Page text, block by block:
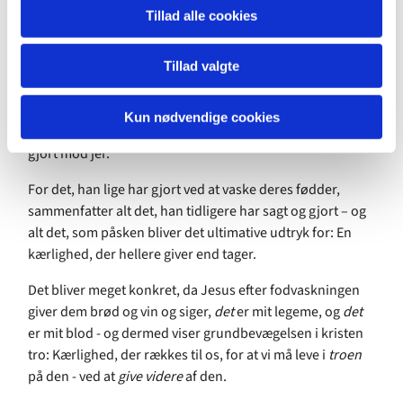
Tillad alle cookies
Tillad valgte
Kun nødvendige cookies
teksten, der handler om at blive vasket, fordi vi for tiden –
af gode grunde - vasker hænder som aldrig før. Men det
er ikke et kursus i fodvask, der ligger Jesus på sinde
denne sidste aften, han er sammen med disciplene. Det
gør derimod det, han siger sidst i dagens tekst, ”Jeg har
gjort mod jer.”
For det, han lige har gjort ved at vaske deres fødder,
sammenfatter alt det, han tidligere har sagt og gjort – og
alt det, som påsken bliver det ultimative udtryk for: En
kærlighed, der hellere giver end tager.
Det bliver meget konkret, da Jesus efter fodvaskningen
giver dem brød og vin og siger,deter mit legeme, ogdet
er mit blod - og dermed viser grundbevægelsen i kristen
tro: Kærlighed, der rækkes til os, for at vi må leve i troen
på den - ved atgive videreaf den.